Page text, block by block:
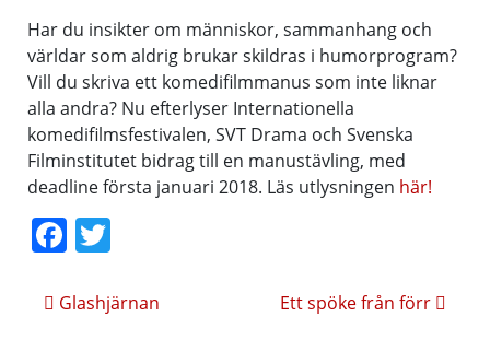
Har du insikter om människor, sammanhang och
världar som aldrig brukar skildras i humorprogram?
Vill du skriva ett komedifilmmanus som inte liknar
alla andra? Nu efterlyser Internationella
komedifilmsfestivalen, SVT Drama och Svenska
Filminstitutet bidrag till en manustävling, med
deadline första januari 2018. Läs utlysningen här!
Facebook
Inläggsnavigering
Glashjärnan Ett spöke från förr